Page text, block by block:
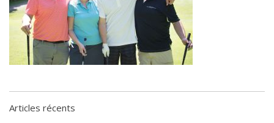
de solidarité
Futurpreneur
Toile entrepreneuriale Nouvelle-
Beauce
Articles récents